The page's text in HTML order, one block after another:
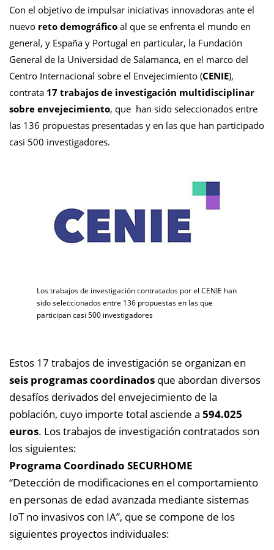
Con el objetivo de impulsar iniciativas innovadoras ante el
nuevo reto demográfico al que se enfrenta el mundo en
general, y España y Portugal en particular, la Fundación
General de la Universidad de Salamanca, en el marco del
Centro Internacional sobre el Envejecimiento (CENIE),
contrata 17 trabajos de investigación multidisciplinar
sobre envejecimiento, que han sido seleccionados entre
las 136 propuestas presentadas y en las que han participado
casi 500 investigadores.
Los trabajos de investigación contratados por el CENIE han
sido seleccionados entre 136 propuestas en las que
participan casi 500 investigadores
Estos 17 trabajos de investigación se organizan en
seis programas coordinados que abordan diversos
desafíos derivados del envejecimiento de la
población, cuyo importe total asciende a 594.025
euros. Los trabajos de investigación contratados son
los siguientes:
Programa Coordinado SECURHOME
“Detección de modificaciones en el comportamiento
en personas de edad avanzada mediante sistemas
IoT no invasivos con IA”, que se compone de los
siguientes proyectos individuales: